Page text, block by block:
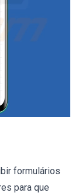
formulários
para que